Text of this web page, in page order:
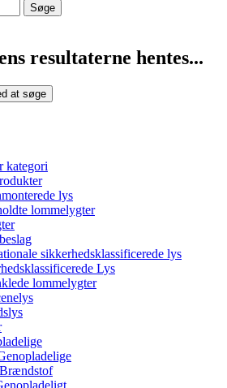
resultaterne hentes...
at søge
kategori
lys
lommelygter
sikkerhedsklassificerede lys
Lys
lommelygter